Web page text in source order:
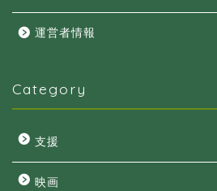
運営者情報
Category
支援
映画